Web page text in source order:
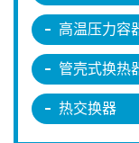
高温压力容
管壳式换热
热交换器